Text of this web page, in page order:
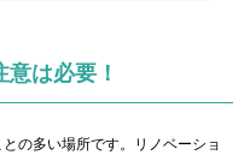
は必要！
の多い場所です。リノベーショ